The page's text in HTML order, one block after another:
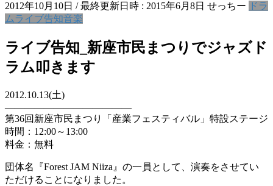
2012年10月10日 / 最終更新日時 : 2015年6月8日 せっちー
ドラ
ム ライブ告知音楽
ライブ告知_新座市民まつりでジャズド
ラム叩きます
2012.10.13(土)
—————————————
第36回新座市民まつり「産業フェスティバル」特設ステージ
時間：12:00～13:00
料金：無料
団体名『Forest JAM Niiza』の一員として、演奏をさせてい
ただけることになりました。